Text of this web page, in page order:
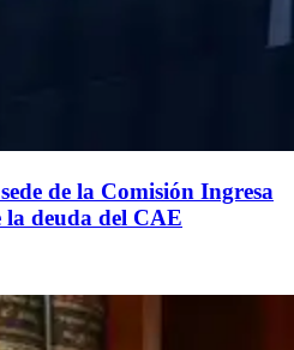
de la Comisión Ingresa
la deuda del CAE